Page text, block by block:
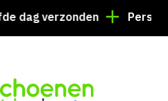
dag verzonden